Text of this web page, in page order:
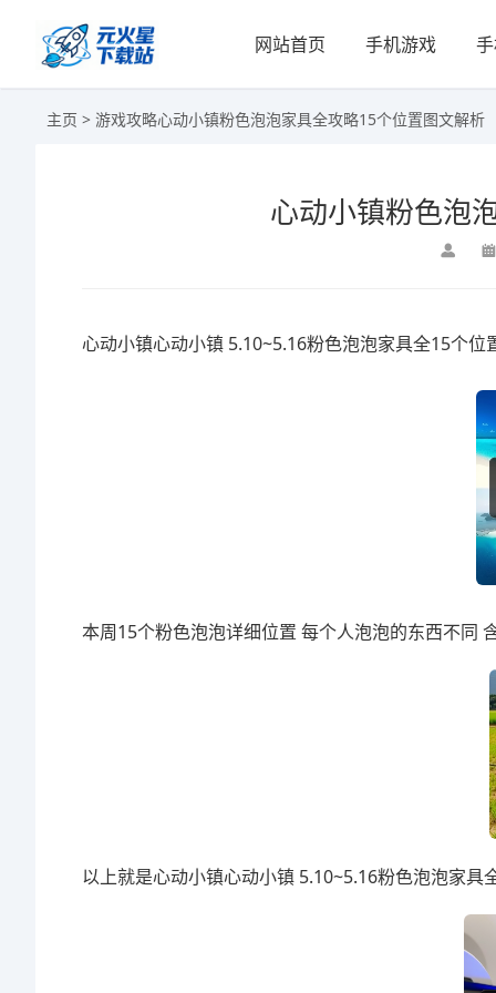
网站首页 手机游戏
主页 > 游戏攻略心动小镇粉色泡泡家具全攻略15个位置图文解析
心动小镇粉色泡
心动小镇心动小镇 5.10~5.16粉色泡泡家具全15个位
本周15个粉色泡泡详细位置 每个人泡泡的东西不同
以上就是心动小镇心动小镇 5.10~5.16粉色泡泡家具